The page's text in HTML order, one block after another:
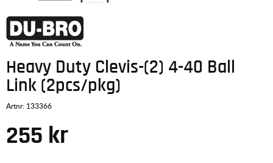
Heavy Duty Clevis-(2) 4-40 Ball
Link (2pcs/pkg)
Artnr: 133366
255 kr